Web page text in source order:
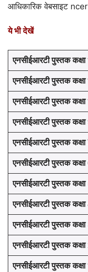
आधिकारिक वेबसाइट
ये भी देखें
एनसीईआरटी पुस्तक
एनसीईआरटी पुस्तक कक्षा
एनसीईआरटी पुस्तक
एनसीईआरटी पुस्तक
एनसीईआरटी पुस्तक कक्षा
एनसीईआरटी पुस्तक
एनसीईआरटी पुस्तक कक्षा
एनसीईआरटी पुस्तक
एनसीईआरटी पुस्तक
एनसीईआरटी पुस्तक कक्षा
एनसीईआरटी पुस्तक कक्षा